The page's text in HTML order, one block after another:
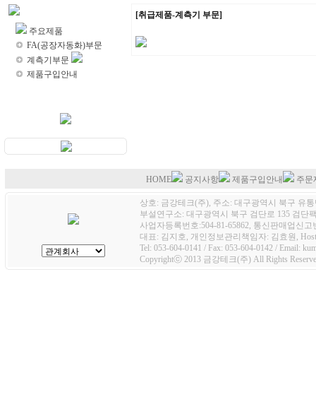
주요제품
FA(공장자동화)부문
계측기부문
제품구입안내
[취급제품-계측기 부문]
HOME 공지사항 제품구입안내 주문
상호: 금강테크(주), 주소: 대구광역시 북구 유
부설연구소: 대구광역시 북구 검단로 135 검단
사업자등록번호:504-81-65862, 통신판매업신고
대표: 김지호, 개인정보관리책임자: 김효원,
Tel: 053-604-0141 / Fax: 053-604-0142 / Email:
Copyrightⓒ 2013 금강테크(주) All Rights